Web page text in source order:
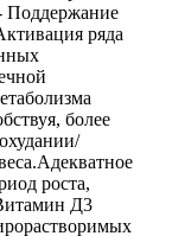
Поддержание
ряда
более
роста,
Д3